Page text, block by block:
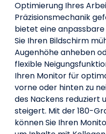
Optimierung Ihres
Präzisionsmechanik
bietet eine
Sie Ihren Bildschirm
Augenhöhe anheben
flexible
Ihren Monitor für
vorne oder hinten zu
des Nackens reduziert
steigert. Mit der 180-
können Sie Ihren